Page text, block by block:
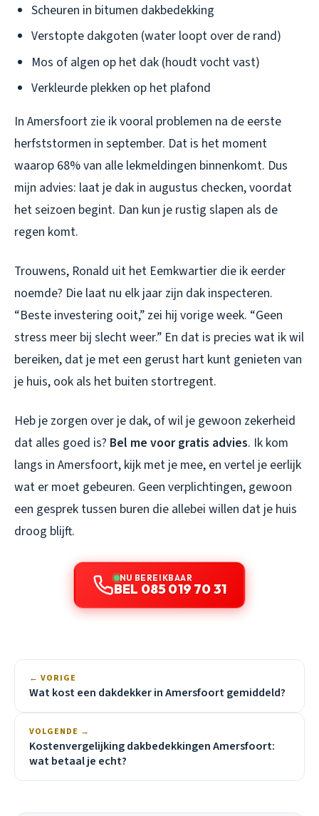
Scheuren in bitumen dakbedekking
Verstopte dakgoten (water loopt over de rand)
Mos of algen op het dak (houdt vocht vast)
Verkleurde plekken op het plafond
In Amersfoort zie ik vooral problemen na de eerste
herfststormen in september. Dat is het moment
waarop 68% van alle lekmeldingen binnenkomt. Dus
mijn advies: laat je dak in augustus checken, voordat
het seizoen begint. Dan kun je rustig slapen als de
regen komt.
Trouwens, Ronald uit het Eemkwartier die ik eerder
noemde? Die laat nu elk jaar zijn dak inspecteren.
“Beste investering ooit,” zei hij vorige week. “Geen
stress meer bij slecht weer.” En dat is precies wat ik wil
bereiken, dat je met een gerust hart kunt genieten van
je huis, ook als het buiten stortregent.
Heb je zorgen over je dak, of wil je gewoon zekerheid
dat alles goed is? Bel me voor gratis advies. Ik kom
langs in Amersfoort, kijk met je mee, en vertel je eerlijk
wat er moet gebeuren. Geen verplichtingen, gewoon
een gesprek tussen buren die allebei willen dat je huis
droog blijft.
NU BEREIKBAAR
BEL 085 019 70 31
← VORIGE
Wat kost een dakdekker in Amersfoort gemiddeld?
VOLGENDE →
Kostenvergelijking dakbedekkingen Amersfoort:
wat betaal je echt?